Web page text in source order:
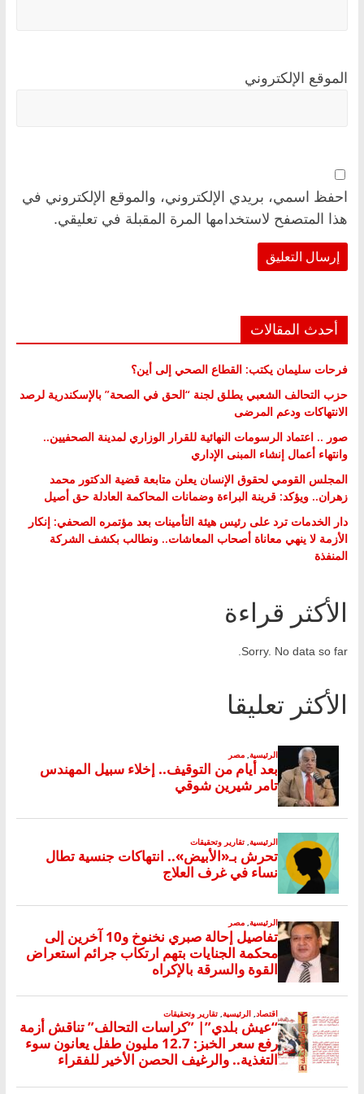
الموقع الإلكتروني
احفظ اسمي، بريدي الإلكتروني، والموقع الإلكتروني في
هذا المتصفح لاستخدامها المرة المقبلة في تعليقي.
أحدث المقالات
فرحات سليمان يكتب: القطاع الصحي إلى أين؟
حزب التحالف الشعبي يطلق لجنة “الحق في الصحة” بالإسكندرية لرصد
الانتهاكات ودعم المرضى
صور .. اعتماد الرسومات النهائية للقرار الوزاري لمدينة الصحفيين..
وانتهاء أعمال إنشاء المبنى الإداري
المجلس القومي لحقوق الإنسان يعلن متابعة قضية الدكتور محمد
زهران.. ويؤكد: قرينة البراءة وضمانات المحاكمة العادلة حق أصيل
دار الخدمات ترد على رئيس هيئة التأمينات بعد مؤتمره الصحفي: إنكار
الأزمة لا ينهي معاناة أصحاب المعاشات.. ونطالب بكشف الشركة
المنفذة
الأكثر قراءة
Sorry. No data so far.
الأكثر تعليقا